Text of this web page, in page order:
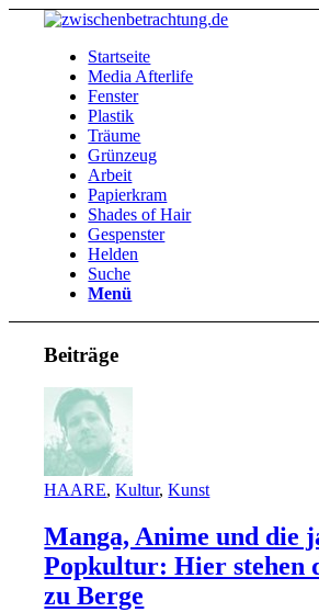
Startseite
Media Afterlife
Fenster
Plastik
Träume
Grünzeug
Arbeit
Papierkram
Shades of Hair
Gespenster
Helden
Suche
Menü
Beiträge
HAARE,Kultur,Kunst
Manga, Anime und die
Popkultur: Hier stehen
zu Berge